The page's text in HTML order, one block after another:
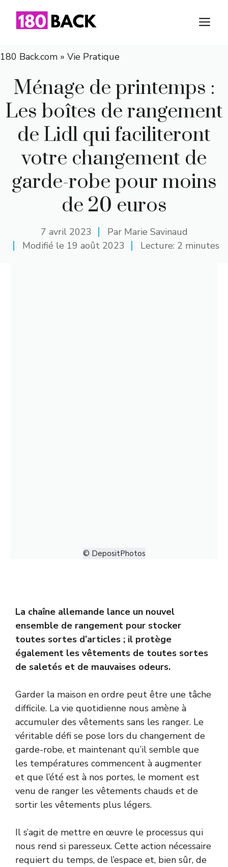
180 Back.com » Vie Pratique
Ménage de printemps :
Les boîtes de rangement
de Lidl qui faciliteront
votre changement de
garde-robe pour moins
de 20 euros
7 avril 2023 Par Marie Savinaud
Modifié le 19 août 2023 Lecture: 2 minutes
© DepositPhotos
La chaîne allemande lance un nouvel
ensemble de rangement pour stocker
toutes sortes d’articles ; il protège
également les vêtements de toutes sortes
de saletés et de mauvaises odeurs.
Garder la maison en ordre peut être une tâche
difficile. La vie quotidienne nous amène à
accumuler des vêtements sans les ranger. Le
véritable défi se pose lors du changement de
garde-robe, et maintenant qu’il semble que
les températures commencent à augmenter
et que l’été est à nos portes, le moment est
venu de ranger les vêtements chauds et de
sortir les vêtements plus légers.
Il s’agit de mettre en œuvre le processus qui
nous rend si paresseux. Cette action nécessaire
requiert du temps, de l’espace et, bien sûr, de